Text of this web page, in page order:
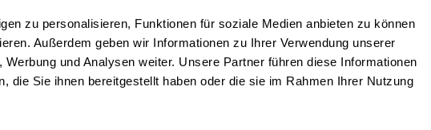
zu personalisieren, Funktionen für soziale Medien anbieten zu können
Außerdem geben wir Informationen zu Ihrer Verwendung unserer
und Analysen weiter. Unsere Partner führen diese Informationen
die Sie ihnen bereitgestellt haben oder die sie im Rahmen Ihrer Nutzung
Bad Pirawarth
Deutsch Wagram
Dürnkrut
Ebenthal
Gänserndorf
Glinzendorf